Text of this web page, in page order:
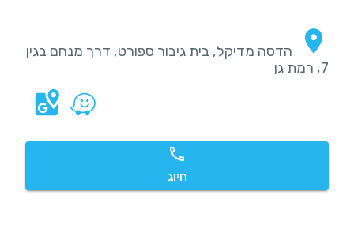
הדסה מדיקל, בית גיבור ספורט, דרך מנחם בגין
7, רמת גן
חיוג